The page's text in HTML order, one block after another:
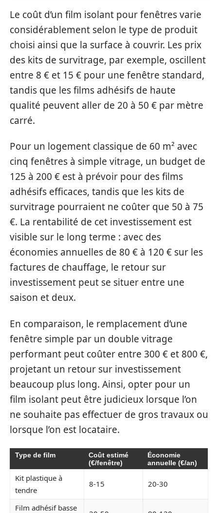
Le coût d’un film isolant pour fenêtres varie
considérablement selon le type de produit
choisi ainsi que la surface à couvrir. Les prix
des kits de survitrage, par exemple, oscillent
entre 8 € et 15 € pour une fenêtre standard,
tandis que les films adhésifs de haute
qualité peuvent aller de 20 à 50 € par mètre
carré.
Pour un logement classique de 60 m² avec
cinq fenêtres à simple vitrage, un budget de
125 à 200 € est à prévoir pour des films
adhésifs efficaces, tandis que les kits de
survitrage pourraient ne coûter que 50 à 75
€. La rentabilité de cet investissement est
visible sur le long terme : avec des
économies annuelles de 80 € à 120 € sur les
factures de chauffage, le retour sur
investissement peut se situer entre une
saison et deux.
En comparaison, le remplacement d’une
fenêtre simple par un double vitrage
performant peut coûter entre 300 € et 800 €,
projetant un retour sur investissement
beaucoup plus long. Ainsi, opter pour un
film isolant peut être judicieux lorsque l’on
ne souhaite pas effectuer de gros travaux ou
lorsque l’on est locataire.
Type de film
Coût estimé
(€/fenêtre)
Économie
annuelle (€/an)
Kit plastique à
tendre
8-15 20-30
Film adhésif basse